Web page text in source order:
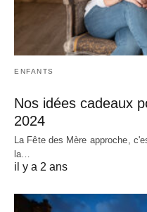
ENFANTS
Nos idées cadeaux
2024
La Fête des Mère approche,
la…
il y a 2 ans